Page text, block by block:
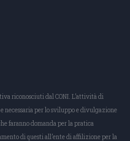
riconosciuti dal CONI. L’attività di
necessaria per lo sviluppo e divulgazione
faranno domanda per la pratica
di questi all’ente di affilizione per la